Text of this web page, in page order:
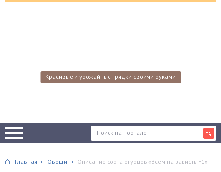
Красивые и урожайные грядки своими руками
Главная Овощи Описание сорта огурцов «Всем на зависть F1»